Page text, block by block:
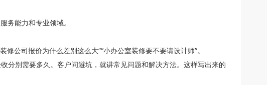
务能力和专业领域。
公司报价为什么差别这么大”“小办公室装修要不要请设计师”。
分别需要多久。客户问避坑，就讲常见问题和解决方法。这样写出来的